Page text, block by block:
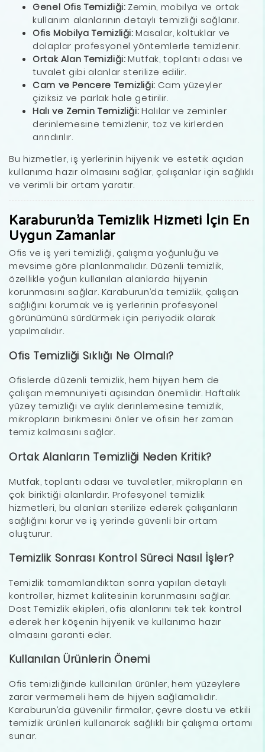
Genel Ofis Temizliği:Zemin, mobilya ve ortak
kullanım alanlarının detaylı temizliği sağlanır.
Ofis Mobilya Temizliği:Masalar, koltuklar ve
dolaplar profesyonel yöntemlerle temizlenir.
Ortak Alan Temizliği:Mutfak, toplantı odası ve
tuvalet gibi alanlar sterilize edilir.
Cam ve Pencere Temizliği: Cam yüzeyler
çiziksiz ve parlak hale getirilir.
Halı ve Zemin Temizliği:Halılar ve zeminler
derinlemesine temizlenir, toz ve kirlerden
arındırılır.
Bu hizmetler, iş yerlerinin hijyenik ve estetik açıdan
kullanıma hazır olmasını sağlar, çalışanlar için sağlıklı
ve verimli bir ortam yaratır.
Karaburun’da Temizlik Hizmeti İçin En
Uygun Zamanlar
Ofis ve iş yeri temizliği, çalışma yoğunluğu ve
mevsime göre planlanmalıdır. Düzenli temizlik,
özellikle yoğun kullanılan alanlarda hijyenin
korunmasını sağlar. Karaburun’da temizlik, çalışan
sağlığını korumak ve iş yerlerinin profesyonel
görünümünü sürdürmek için periyodik olarak
yapılmalıdır.
Ofis Temizliği Sıklığı Ne Olmalı?
Ofislerde düzenli temizlik, hem hijyen hem de
çalışan memnuniyeti açısından önemlidir. Haftalık
yüzey temizliği ve aylık derinlemesine temizlik,
mikropların birikmesini önler ve ofisin her zaman
temiz kalmasını sağlar.
Ortak Alanların Temizliği Neden Kritik?
Mutfak, toplantı odası ve tuvaletler, mikropların en
çok biriktiği alanlardır. Profesyonel temizlik
hizmetleri, bu alanları sterilize ederek çalışanların
sağlığını korur ve iş yerinde güvenli bir ortam
oluşturur.
Temizlik Sonrası Kontrol Süreci Nasıl İşler?
Temizlik tamamlandıktan sonra yapılan detaylı
kontroller, hizmet kalitesinin korunmasını sağlar.
Dost Temizlik ekipleri, ofis alanlarını tek tek kontrol
ederek her köşenin hijyenik ve kullanıma hazır
olmasını garanti eder.
Kullanılan Ürünlerin Önemi
Ofis temizliğinde kullanılan ürünler, hem yüzeylere
zarar vermemeli hem de hijyen sağlamalıdır.
Karaburun’da güvenilir firmalar, çevre dostu ve etkili
temizlik ürünleri kullanarak sağlıklı bir çalışma ortamı
sunar.